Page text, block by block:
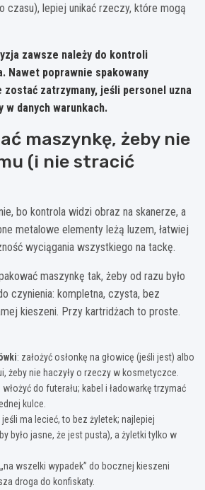
czasu), lepiej unikać rzeczy, które mogą
zawsze należy do kontroli
Nawet poprawnie spakowany
zostać zatrzymany, jeśli personel uzna
w danych warunkach.
maszynkę, żeby nie
(i nie stracić
bo kontrola widzi obraz na skanerze, a
metalowe elementy leżą luzem, łatwiej
wyciągania wszystkiego na tackę.
maszynkę tak, żeby od razu było
czynienia: kompletna, czysta, bez
kieszeni. Przy kartridżach to proste.
: założyć osłonkę na głowicę (jeśli jest) albo
żeby nie haczyły o rzeczy w kosmetyczce.
: włożyć do futerału; kabel i ładowarkę trzymać
kulce.
jeśli ma lecieć, to bez żyletek; najlepiej
było jasne, że jest pusta), a żyletki tylko w
„na wszelki wypadek” do bocznej kieszeni
droga do konfiskaty.